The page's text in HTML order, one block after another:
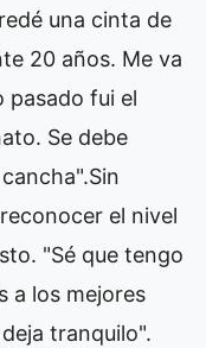
una cinta de
20 años. Me va
pasado fui el
Se debe
el nivel
"Sé que tengo
a los mejores
tranquilo".